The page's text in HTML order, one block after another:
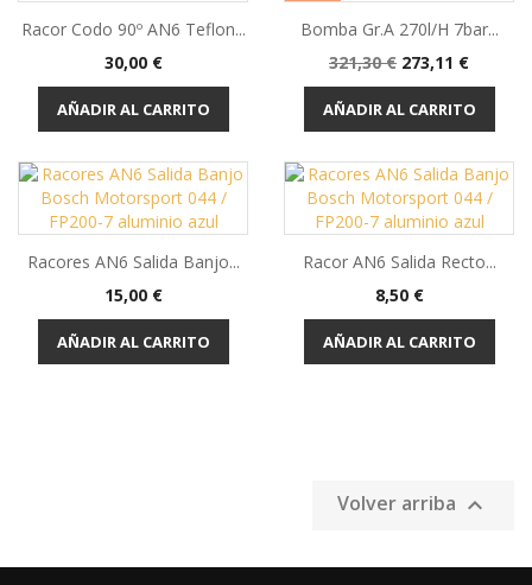
Racor Codo 90º AN6 Teflon...
Precio
30,00 €
AÑADIR AL CARRITO
Bomba Gr.A 270l/h 7bar...
Precio
base
321,30 € Precio
273,11 €
AÑADIR AL CARRITO
Racores AN6 Salida Banjo...
Precio
15,00 €
AÑADIR AL CARRITO
Racor AN6 Salida Recto...
Precio
8,50 €
AÑADIR AL CARRITO
Volver arriba 